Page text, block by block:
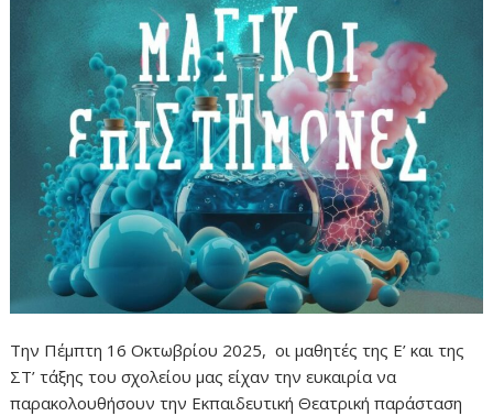
Την Πέμπτη 16 Οκτωβρίου 2025, οι μαθητές της Ε’ και της
ΣΤ’ τάξης του σχολείου μας είχαν την ευκαιρία να
παρακολουθήσουν την Εκπαιδευτική Θεατρική παράσταση